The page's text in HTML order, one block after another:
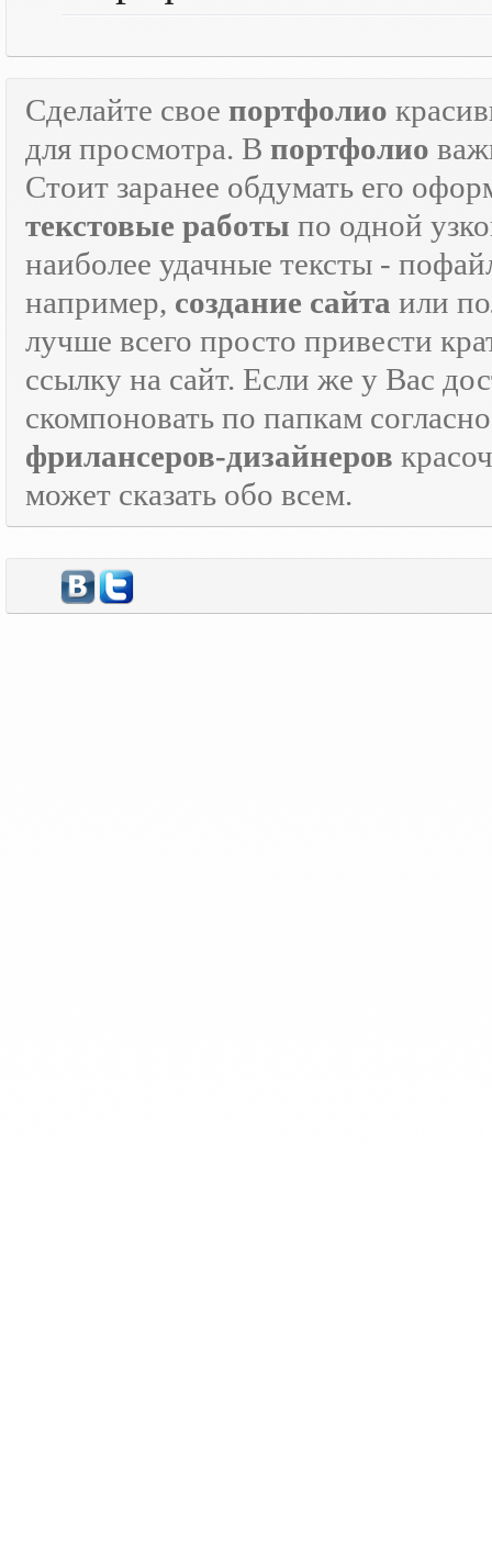
Сделайте свое портфолио
для просмотра. В портфолио
Стоит заранее обдумать его
текстовые работы по одной
наиболее удачные тексты -
например, создание сайта или
лучше всего просто привести
ссылку на сайт. Если же у Вас
скомпоновать по папкам
фрилансеров-дизайнеров
может сказать обо всем.